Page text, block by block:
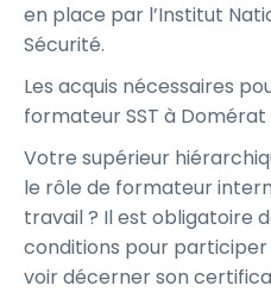
en place par l’Institut
Sécurité.
Les acquis nécessaires
formateur SST à Domérat
Votre supérieur
le rôle de formateur
travail ? Il est obligatoire
conditions pour
voir décerner son